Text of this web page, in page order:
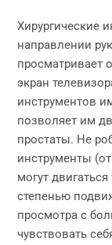
Хирургические
направлении
просматривает
экран
инструментов
позволяет им
простаты. Не
инструменты
могут
степенью
просмотра с
чувствовать